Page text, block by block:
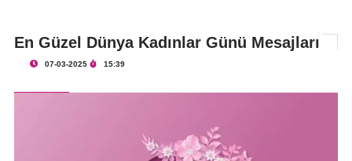
En Güzel Dünya Kadınlar Günü Mesajları
07-03-2025 15:39